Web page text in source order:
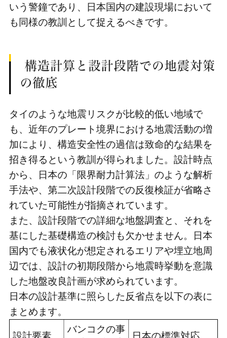
いう警鐘であり、日本国内の建設現場において
も同様の教訓として捉えるべきです。
構造計算と設計段階での地震対策
の徹底
タイのような地震リスクが比較的低い地域で
も、近年のプレート境界における地震活動の増
加により、構造安全性の過信は致命的な結果を
招き得るという教訓が得られました。設計時点
から、日本の「限界耐力計算法」のような解析
手法や、第二次設計段階での反復検証が省略さ
れていた可能性が指摘されています。
また、設計段階での詳細な地盤調査と、それを
基にした基礎構造の検討も欠かせません。日本
国内でも液状化が想定されるエリアや埋立地周
辺では、設計の初期段階から地震時挙動を意識
した地盤改良計画が求められています。
日本の設計基準に照らした反省点を以下の表に
まとめます。
設計要素
バンコクの事
日本の標準対応